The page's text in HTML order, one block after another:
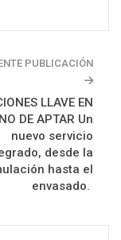
PUBLICACIÓN
LLAVE EN
DE APTAR Un
nuevo servicio
desde la
hasta el
envasado.